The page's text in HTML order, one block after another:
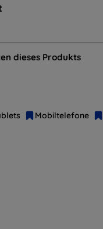
dieses Produkts
Mobiltelefone